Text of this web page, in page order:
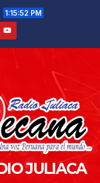
1:15:54 PM
JULIACA